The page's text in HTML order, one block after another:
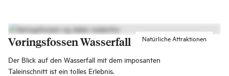
Natürliche Attraktionen
Vøringsfossen Wasserfall
Der Blick auf den Wasserfall mit dem imposanten
Taleinschnitt ist ein tolles Erlebnis.